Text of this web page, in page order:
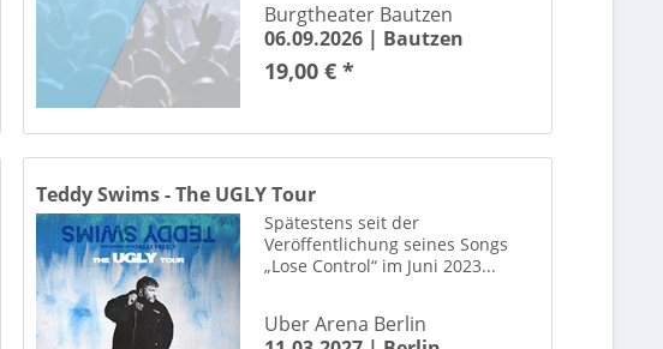
Die Fantastischen Vier
Die Himmelsmaler
Die Schlagernacht des Jahres
Die Toten Ärzte
Die Udo Jürgens Story
Die Unfassbaren
Dieter "Maschine" Birr
Dieter Bohlen
Burgtheater Bautzen
06.09.2026 | Bautzen
19,00 € *
Teddy Swims - The UGLY Tour
Spätestens seit der
Veröffentlichung seines Songs
„Lose Control“ im Juni 2023...
Uber Arena Berlin